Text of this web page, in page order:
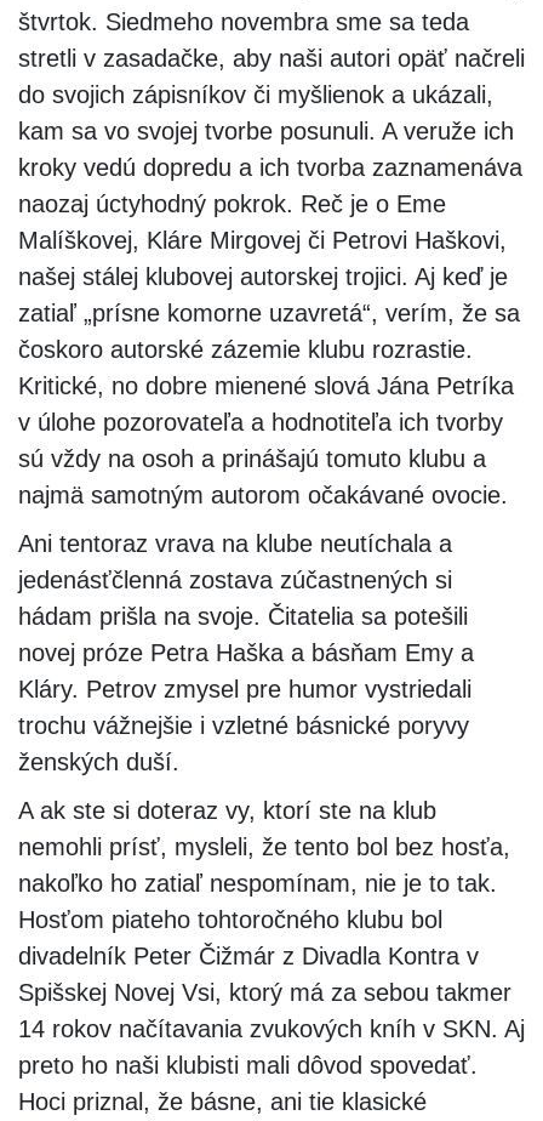
štvrtok. Siedmeho novembra sme sa teda
stretli v zasadačke, aby naši autori opäť načreli
do svojich zápisníkov či myšlienok a ukázali,
kam sa vo svojej tvorbe posunuli. A veruže ich
kroky vedú dopredu a ich tvorba zaznamenáva
naozaj úctyhodný pokrok. Reč je o Eme
Malíškovej, Kláre Mirgovej či Petrovi Haškovi,
našej stálej klubovej autorskej trojici. Aj keď je
zatiaľ „prísne komorne uzavretá“, verím, že sa
čoskoro autorské zázemie klubu rozrastie.
Kritické, no dobre mienené slová Jána Petríka
v úlohe pozorovateľa a hodnotiteľa ich tvorby
sú vždy na osoh a prinášajú tomuto klubu a
najmä samotným autorom očakávané ovocie.
Ani tentoraz vrava na klube neutíchala a
jedenásťčlenná zostava zúčastnených si
hádam prišla na svoje. Čitatelia sa potešili
novej próze Petra Haška a básňam Emy a
Kláry. Petrov zmysel pre humor vystriedali
trochu vážnejšie i vzletné básnické poryvy
ženských duší.
A ak ste si doteraz vy, ktorí ste na klub
nemohli prísť, mysleli, že tento bol bez hosťa,
nakoľko ho zatiaľ nespomínam, nie je to tak.
Hosťom piateho tohtoročného klubu bol
divadelník Peter Čižmár z Divadla Kontra v
Spišskej Novej Vsi, ktorý má za sebou takmer
14 rokov načítavania zvukových kníh v SKN. Aj
preto ho naši klubisti mali dôvod spovedať.
Hoci priznal, že básne, ani tie klasické